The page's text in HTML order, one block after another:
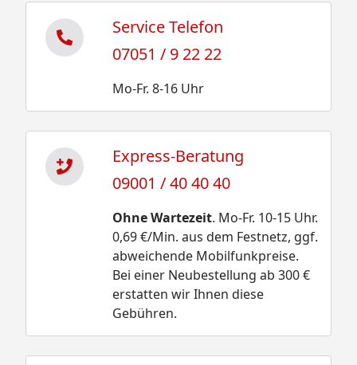
Service Telefon
07051 / 9 22 22
Mo-Fr. 8-16 Uhr
Express-Beratung
09001 / 40 40 40
Ohne Wartezeit. Mo-Fr. 10-15 Uhr.
0,69 €/Min. aus dem Festnetz, ggf.
abweichende Mobilfunkpreise.
Bei einer Neubestellung ab 300 €
erstatten wir Ihnen diese
Gebühren.